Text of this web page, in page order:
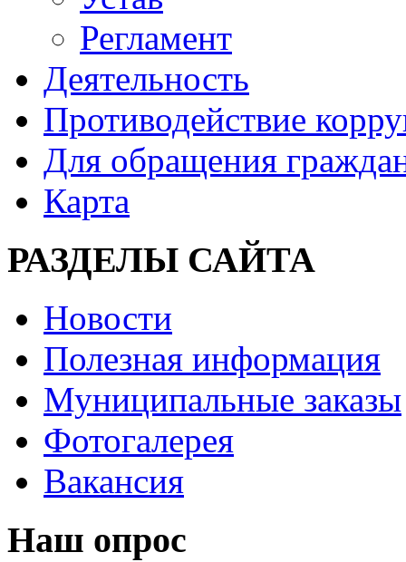
Регламент
Деятельность
Противодействие
Для обращения
Карта
РАЗДЕЛЫ САЙТА
Новости
Полезная информация
Муниципальные заказы
Фотогалерея
Вакансия
Наш опрос